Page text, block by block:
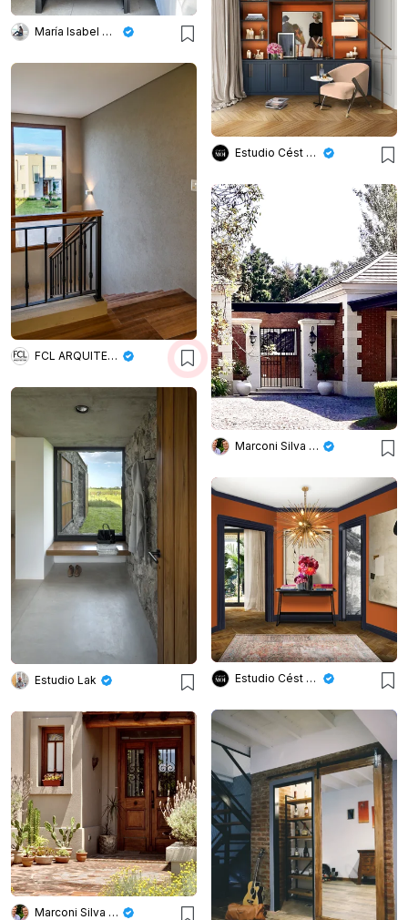
María Isabel Wetzel
Estudio Cést Moi
FCL ARQUITECTURA
Marconi Silva Arquitectos
Estudio Lak Estudio Cést Moi
Marconi Silva Arquitectos